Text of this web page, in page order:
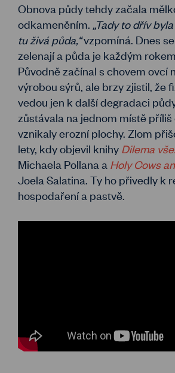
Obnova půdy tehdy začala
odkameněním. „Tady to dřív
tu živá půda,“vzpomíná. Dnes
zelenají a půda je každým
Původně začínal s chovem ovcí
výrobou sýrů, ale brzy zjistil, že
vedou jen k další degradaci
zůstávala na jednom místě příliš
vznikaly erozní plochy. Zlom
lety, kdy objevil knihy Dilema
Michaela Pollana a Holy Cows
Joela Salatina. Ty ho přivedly k
hospodaření a pastvě.